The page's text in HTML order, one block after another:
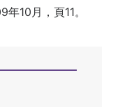
10月，頁11。